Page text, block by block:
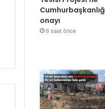
onayı
6 saat önce